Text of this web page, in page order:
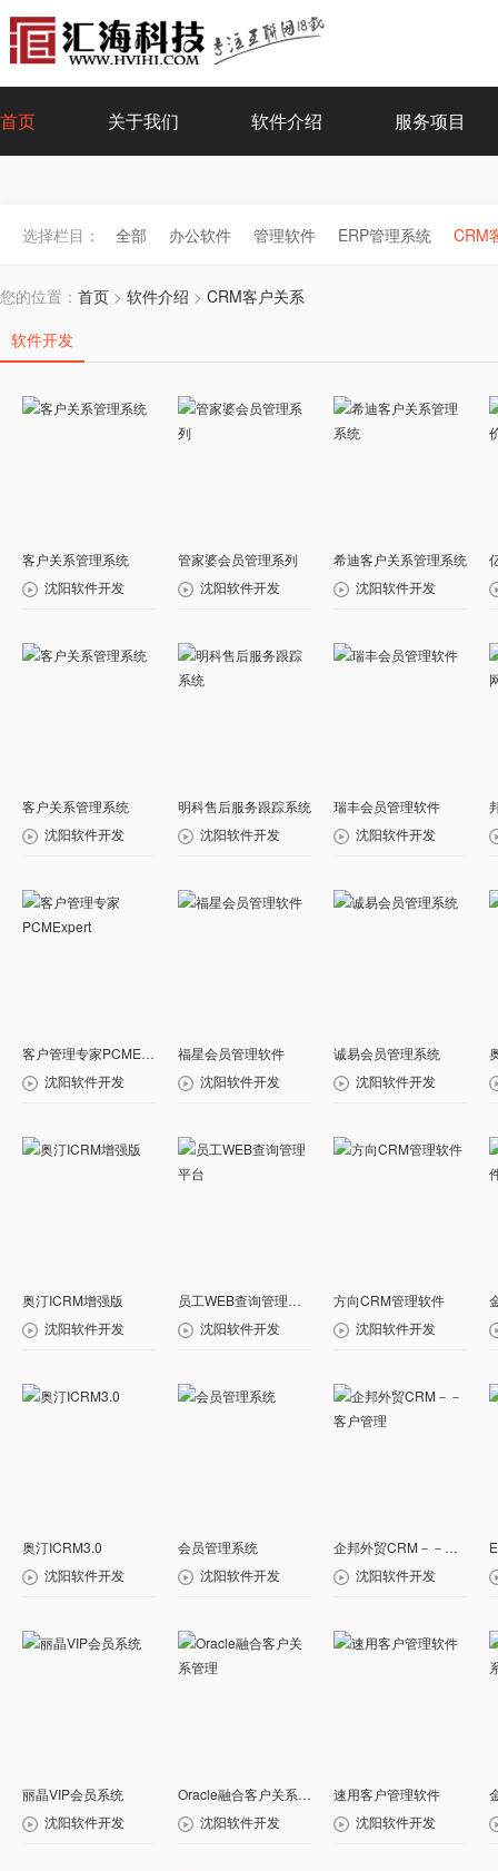
首页 关于我们 软件介绍 服务项目
选择栏目： 全部 办公软件 管理软件 ERP管理系统 CRM
您的位置： 首页 > 软件介绍 > CRM客户关系
软件开发
客户关系管理系统
沈阳软件开发
管家婆会员管理系列
沈阳软件开发
希迪客户关系管理系统
沈阳软件开发
客户关系管理系统
沈阳软件开发
明科售后服务跟踪系统
沈阳软件开发
瑞丰会员管理软件
沈阳软件开发
客户管理专家PCMExpert
沈阳软件开发
福星会员管理软件
沈阳软件开发
诚易会员管理系统
沈阳软件开发
奥汀ICRM增强版
沈阳软件开发
员工WEB查询管理平台
沈阳软件开发
方向CRM管理软件
沈阳软件开发
奥汀ICRM3.0
沈阳软件开发
会员管理系统
沈阳软件开发
企邦外贸CRM－－客户管理
沈阳软件开发
丽晶VIP会员系统
沈阳软件开发
Oracle融合客户关系管理
沈阳软件开发
速用客户管理软件
沈阳软件开发